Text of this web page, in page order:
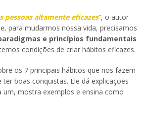
pessoas altamente eficazes“, o autor
para mudarmos nossa vida, precisamos
e princípios fundamentais
condições de criar hábitos eficazes.
os 7 principais hábitos que nos fazem
boas conquistas. Ele dá explicações
um, mostra exemplos e ensina como